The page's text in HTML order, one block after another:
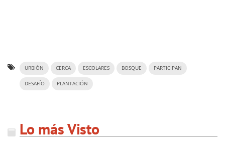
URBIÓN CERCA ESCOLARES BOSQUE PARTICIPAN
DESAFÍO PLANTACIÓN
Lo más Visto